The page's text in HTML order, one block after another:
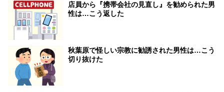
店員から『携帯会社の見直し』を勧められた男
性は…こう返した
秋葉原で怪しい宗教に勧誘された男性は…こう
切り抜けた